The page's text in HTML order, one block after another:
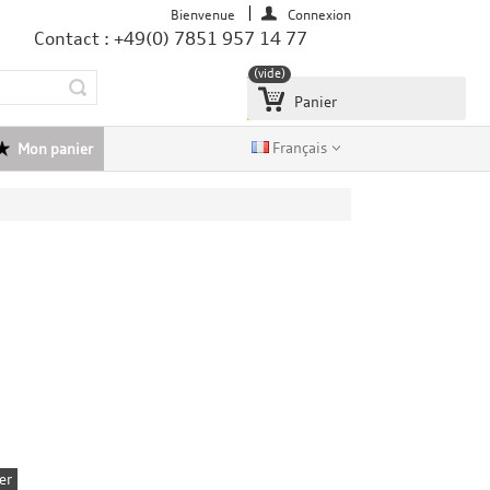
Contact : +49(0) 7851 957 14 77
Panier
(vide)
Bienvenue Connexion
Français
Mon panier